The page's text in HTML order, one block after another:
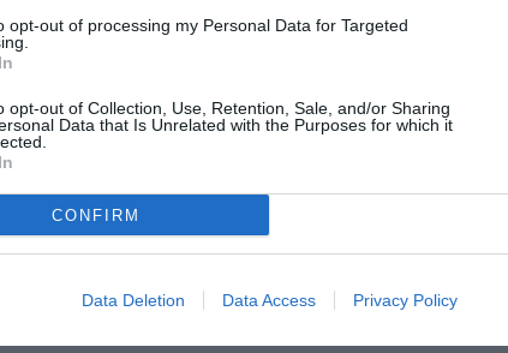
opt-out of processing my Personal Data for Targeted
opt-out of Collection, Use, Retention, Sale, and/or Sharing
Data that Is Unrelated with the Purposes for which it
CONFIRM
Data Deletion Data Access Privacy Policy
Monaco, împreună cu fiul ei, Ayan, ar
al emisiunii. „În mare parte, e o
actualitate şi promovări, ceva nostalgie
că nu aş putea veni săptămânal, nici
are şi Ayan drepturile lui. Le-am propus
o ediţie în direct şi una înregistrată. Dacă
intra mai adânc în negocieri. Nu aş
care să mă ţină departe de copilul